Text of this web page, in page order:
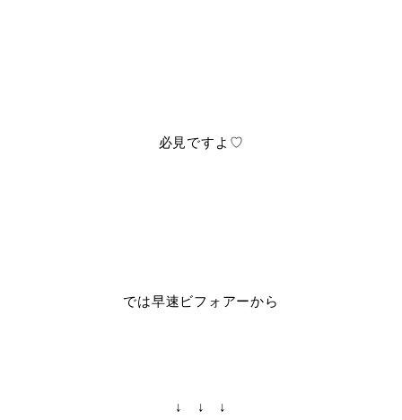
必見ですよ♡
では早速ビフォアーから
↓ ↓ ↓